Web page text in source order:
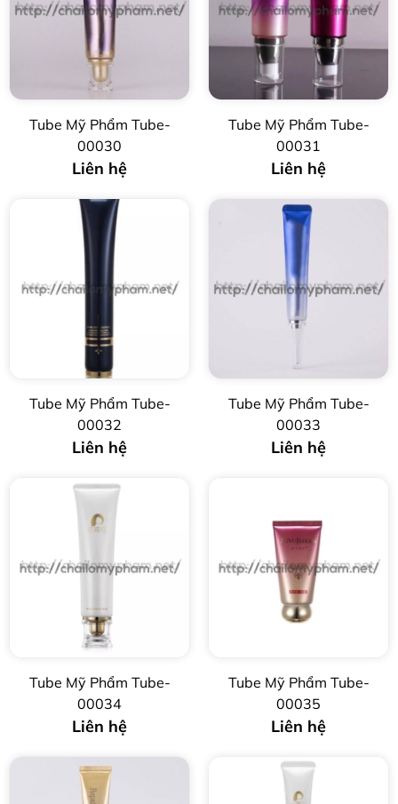
Tube Mỹ Phẩm Tube-
00030
Liên hệ
Tube Mỹ Phẩm Tube-
00031
Liên hệ
Tube Mỹ Phẩm Tube-
00032
Liên hệ
Tube Mỹ Phẩm Tube-
00033
Liên hệ
Tube Mỹ Phẩm Tube-
00034
Liên hệ
Tube Mỹ Phẩm Tube-
00035
Liên hệ